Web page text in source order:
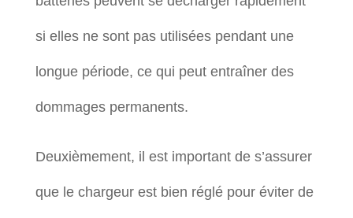
si elles ne sont pas utilisées pendant une
longue période, ce qui peut entraîner des
dommages permanents.
Deuxièmement, il est important de s’assurer
que le chargeur est bien réglé pour éviter de